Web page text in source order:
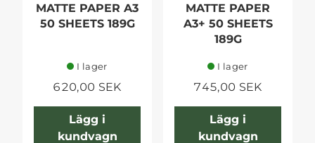
MATTE PAPER A3
50 SHEETS 189G
I lager
620,00 SEK
Lägg i
kundvagn
MATTE PAPER
A3+ 50 SHEETS
189G
I lager
745,00 SEK
Lägg i
kundvagn